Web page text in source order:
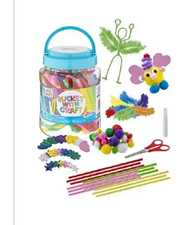
Merke